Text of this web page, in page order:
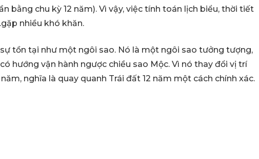
bằng chu kỳ 12 năm). Vì vậy, việc tính toán lịch biểu, thời tiết
nhiều khó khăn.
tồn tại như một ngôi sao. Nó là một ngôi sao tưởng tượng,
hướng vận hành ngược chiều sao Mộc. Vì nó thay đổi vị trí
nghĩa là quay quanh Trái đất 12 năm một cách chính xác.